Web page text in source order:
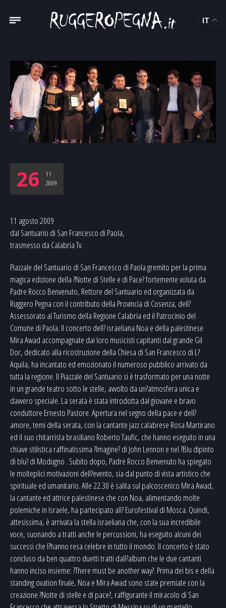
26
11
2009
11 agosto 2009
dal Santuario di San Francesco di Paola,
trasmesso da Calabria Tv.
Piazzale del Santuario di San Francesco di Paola gremito per la prima
magica edizione della ?Notte di Stelle e di Pace? fortemente voluta da
Padre Rocco Benvenuto, Rettore del Santuario ed organizzata da
Ruggero Pegna con il contributo della Provincia di Cosenza, dell?
Assessorato al Turismo della Regione Calabria ed il Patrocinio del
Comune di Paola. Il concerto dell? israeliana Noa e della palestinese
Mira Awad accompagnate dai loro musicisti capitanti dal grande Gil
Dor, dedicato alla ricostruzione della Chiesa di San Francesco di L?
Aquila, ha incantato ed emozionato il numeroso pubblico arrivato da
tutta la regione. Il Piazzale del Santuario si è trasformato per una notte
in un grande teatro sotto le stelle, avvolto da un?atmosfera unica e
davvero speciale. La serata è stata introdotta dal giovane e bravo
conduttore Ernesto Pastore. Apertura nel segno della pace e dell?
amore, temi della serata, con la cantante jazz calabrese Rosa Martirano
ed il suo chitarrista brasiliano Roberto Taufic, che hanno eseguito in una
chiave stilistica raffinatissima ?Imagine? di John Lennon e nel ?Blu dipinto
di blu? di Modugno . Subito dopo, Padre Rocco Benvenuto ha spiegato
le molteplici motivazioni dell?evento, sia dal punto di vista artistico che
spirituale ed umanitario. Alle 22.30 è salita sul palcoscenico Mira Awad,
la cantante ed attrice palestinese che con Noa, alimentando molte
polemiche in Israele, ha partecipato all? Eurofestival di Mosca. Quindi,
attesissima, è arrivata la stella israeliana che, con la sua incredibile
voce, suonando a tratti anche le percussioni, ha eseguito alcuni dei
successi che l?hanno resa celebre in tutto il mondo. Il concerto è stato
concluso da ben quattro duetti tratti dall?album che le due cantanti
hanno inciso insieme: ?There must be another way?. Prima dei bis e della
standing ovation finale, Noa e Mira Awad sono state premiate con la
creazione ?Notte di stelle e di pace?, raffigurante il miracolo di San
IT